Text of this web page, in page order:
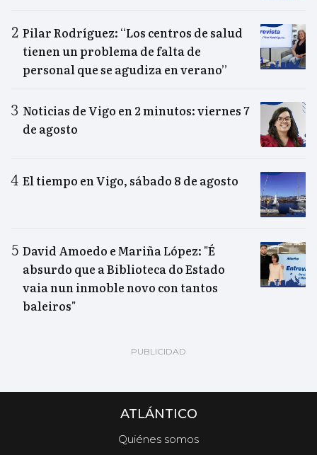
Pilar Rodríguez: “Los centros de salud
tienen un problema de falta de
personal que se agudiza en verano”
Noticias de Vigo en 2 minutos: viernes 7
de agosto
El tiempo en Vigo, sábado 8 de agosto
David Amoedo e Mariña López: "É
absurdo que a Biblioteca do Estado
vaia nun inmoble novo con tantos
baleiros"
ATLÁNTICO
Quiénes somos